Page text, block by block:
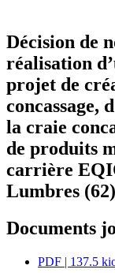
Décision de
réalisation
projet de
concassage,
la craie
de produits
carrière
Lumbres (62)
Documents
PDF | 137.5